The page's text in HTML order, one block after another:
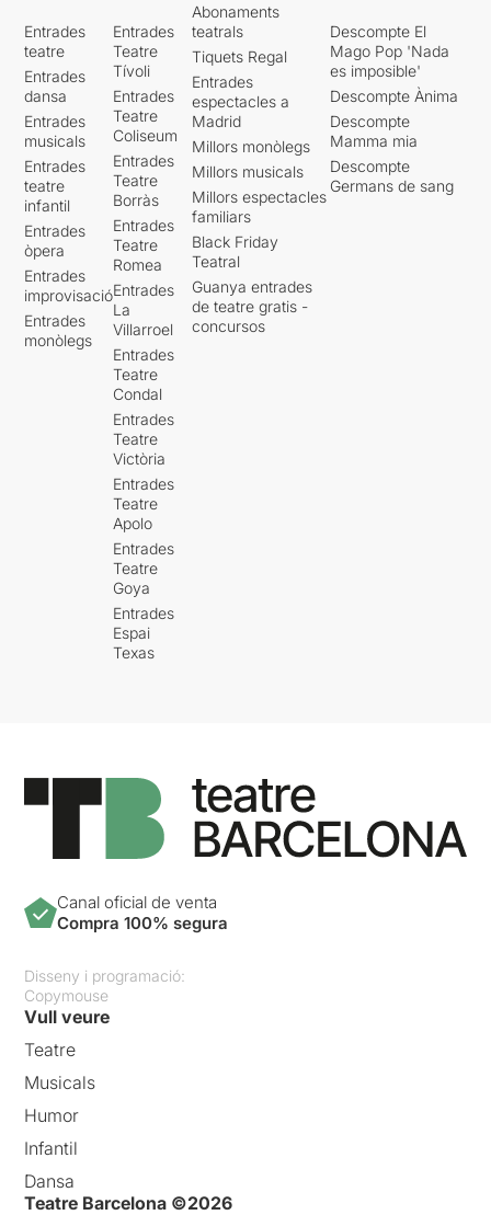
Entrades
teatre
Entrades
dansa
Entrades
musicals
Entrades
teatre
infantil
Entrades
òpera
Entrades
improvisació
Entrades
monòlegs
Entrades
Teatre
Tívoli
Entrades
Teatre
Coliseum
Entrades
Teatre
Borràs
Entrades
Teatre
Romea
Entrades
La
Villarroel
Entrades
Teatre
Condal
Entrades
Teatre
Victòria
Entrades
Teatre
Apolo
Entrades
Teatre
Goya
Entrades
Espai
Texas
Abonaments
teatrals
Tiquets Regal
Entrades
espectacles a
Madrid
Millors monòlegs
Millors musicals
Millors espectacles
familiars
Black Friday
Teatral
Guanya entrades
de teatre gratis -
concursos
Descompte El
Mago Pop 'Nada
es imposible'
Descompte Ànima
Descompte
Mamma mia
Descompte
Germans de sang
Canal oficial de venta
Compra 100% segura
Disseny i programació:
Copymouse
Vull veure
Teatre
Musicals
Humor
Infantil
Dansa
Teatre Barcelona ©2026